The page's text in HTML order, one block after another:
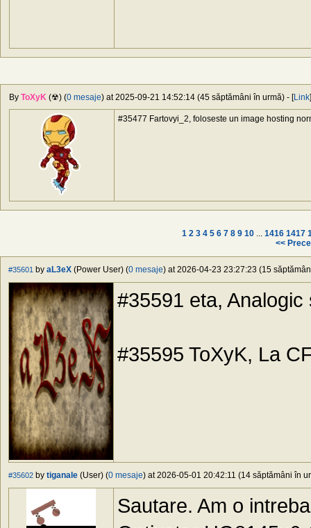
By ToXyK (☢) (0 mesaje) at 2025-09-21 14:52:14 (45 săptămâni în urmă) - [Link]
#35477 Fartovyi_2, foloseste un image hosting
1 2 3 4 5 6 7 8 9 10... 1416 1417
<<
#35601 by aL3eX (Power User) (0 mesaje) at 2026-04-23 23:27:23 (15
#35591 eta,
#35595 ToXyK, La
#35602 by tiganale (User) (0 mesaje) at 2026-05-01 20:42:11 (14 săptămâni în
Sautare. Am o